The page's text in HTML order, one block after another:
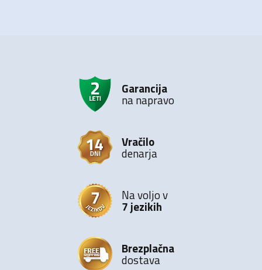
Garancija
na napravo
Vračilo
denarja
Na voljo v
7 jezikih
Brezplačna
dostava